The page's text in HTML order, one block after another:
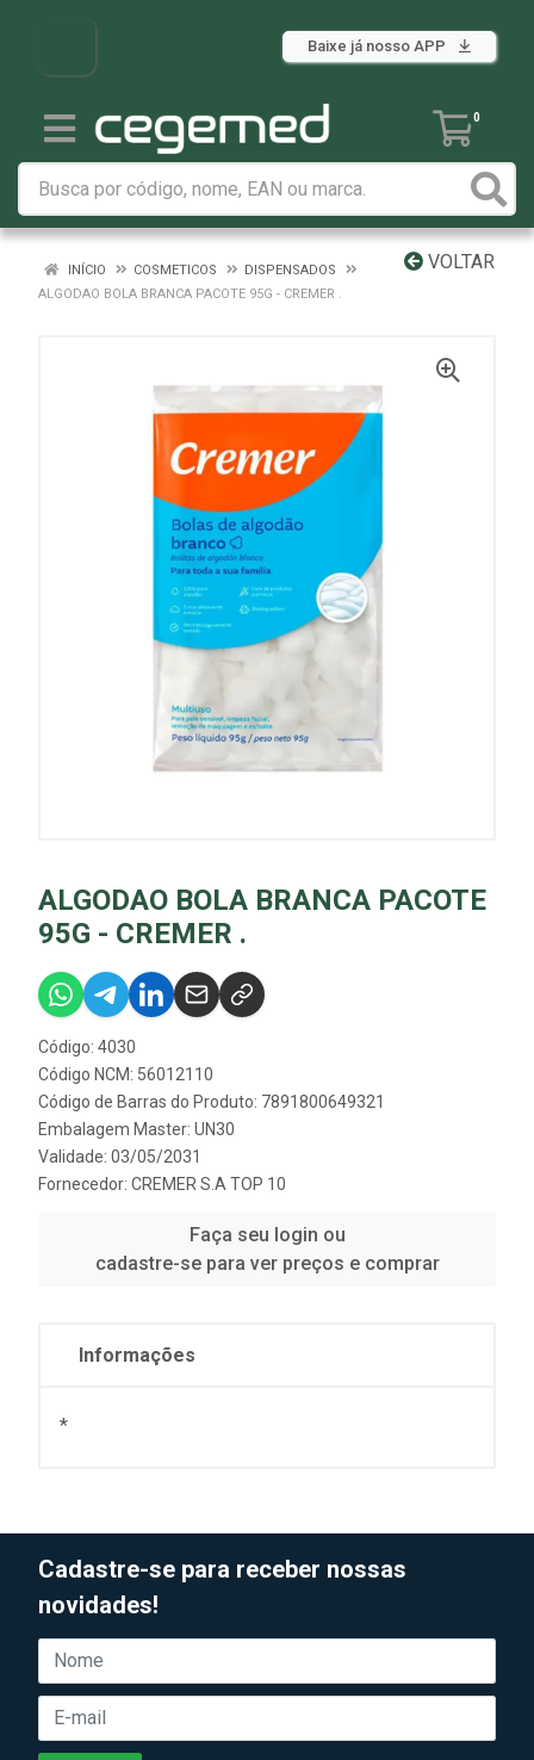
Baixe já nosso APP
0
VOLTAR
INÍCIO COSMETICOS
DISPENSADOS
ALGODAO BOLA BRANCA PACOTE 95G - CREMER .
ALGODAO BOLA BRANCA PACOTE
95G - CREMER .
Código: 4030
Código NCM: 56012110
Código de Barras do Produto: 7891800649321
Embalagem Master: UN30
Validade: 03/05/2031
Fornecedor: CREMER S.A TOP 10
Faça seu login ou
cadastre-se para ver preços e comprar
Informações
*
Cadastre-se para receber nossas
novidades!